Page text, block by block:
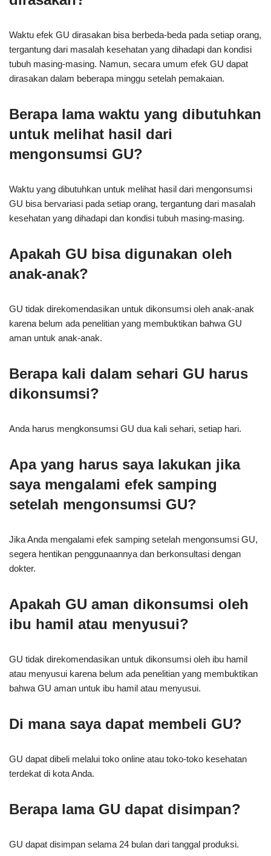
Waktu efek GU dirasakan bisa berbeda-beda pada setiap orang,
tergantung dari masalah kesehatan yang dihadapi dan kondisi
tubuh masing-masing. Namun, secara umum efek GU dapat
dirasakan dalam beberapa minggu setelah pemakaian.
Berapa lama waktu yang dibutuhkan
untuk melihat hasil dari
mengonsumsi GU?
Waktu yang dibutuhkan untuk melihat hasil dari mengonsumsi
GU bisa bervariasi pada setiap orang, tergantung dari masalah
kesehatan yang dihadapi dan kondisi tubuh masing-masing.
Apakah GU bisa digunakan oleh
anak-anak?
GU tidak direkomendasikan untuk dikonsumsi oleh anak-anak
karena belum ada penelitian yang membuktikan bahwa GU
aman untuk anak-anak.
Berapa kali dalam sehari GU harus
dikonsumsi?
Anda harus mengkonsumsi GU dua kali sehari, setiap hari.
Apa yang harus saya lakukan jika
saya mengalami efek samping
setelah mengonsumsi GU?
Jika Anda mengalami efek samping setelah mengonsumsi GU,
segera hentikan penggunaannya dan berkonsultasi dengan
dokter.
Apakah GU aman dikonsumsi oleh
ibu hamil atau menyusui?
GU tidak direkomendasikan untuk dikonsumsi oleh ibu hamil
atau menyusui karena belum ada penelitian yang membuktikan
bahwa GU aman untuk ibu hamil atau menyusui.
Di mana saya dapat membeli GU?
GU dapat dibeli melalui toko online atau toko-toko kesehatan
terdekat di kota Anda.
Berapa lama GU dapat disimpan?
GU dapat disimpan selama 24 bulan dari tanggal produksi.